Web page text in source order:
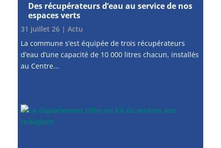
Des récupérateurs d’eau au service de nos
espaces verts
31 juillet 26| Actu
La commune s’est équipée de trois récupérateurs
d’eau d’une capacité de 10 000 litres chacun, installés
au Centre...